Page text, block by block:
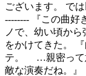
ございます。 で
-------- 『この曲好
ノで、幼い頃か
をかけてきた。
テ。 …親密って
敵な演奏だね。